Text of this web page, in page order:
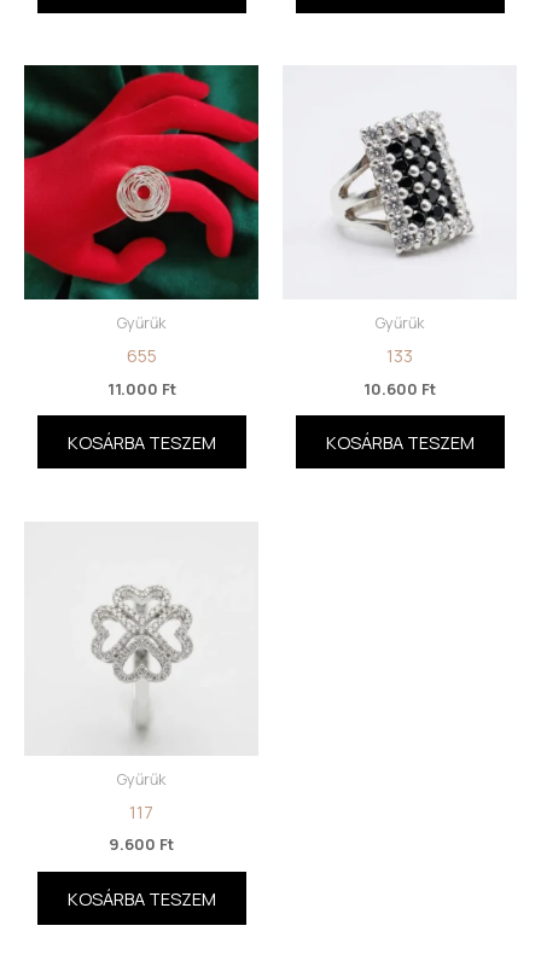
Gyűrűk
655
11.000 Ft
KOSÁRBA TESZEM
Gyűrűk
133
10.600 Ft
KOSÁRBA TESZEM
Gyűrűk
117
9.600 Ft
KOSÁRBA TESZEM